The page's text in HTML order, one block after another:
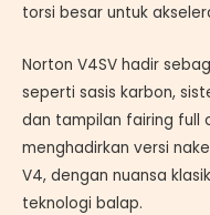
torsi besar untuk
Norton V4SV hadir
seperti sasis karbon,
dan tampilan fairing full
menghadirkan versi
V4, dengan nuansa
teknologi balap.